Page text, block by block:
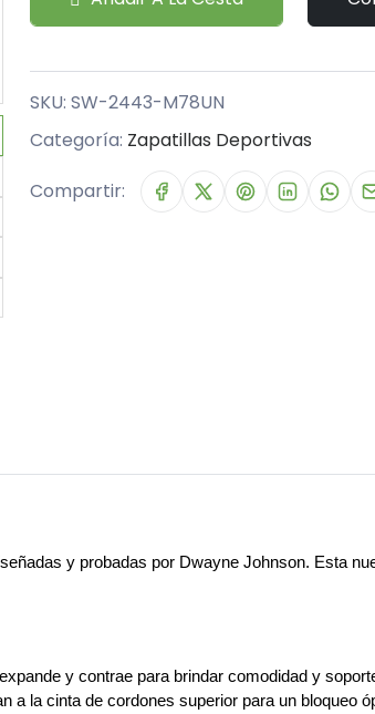
SKU: SW-2443-M78UN
Categoría: Zapatillas Deportivas
Compartir:
y probadas por Dwayne Johnson. Esta
y contrae para brindar comodidad y
a la cinta de cordones superior para un bloqueo